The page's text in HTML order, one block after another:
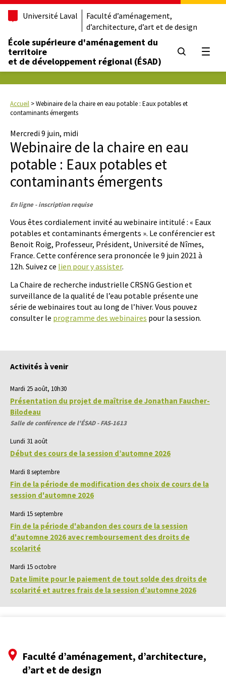
Université Laval
Faculté d’aménagement,
d’architecture, d’art et de design
École supérieure d'aménagement du
territoire
et de développement régional (ÉSAD)
Accueil >Webinaire de la chaire en eau potable : Eaux potables et
contaminants émergents
Mercredi 9 juin, midi
Webinaire de la chaire en eau
potable : Eaux potables et
contaminants émergents
En ligne - inscription requise
Vous êtes cordialement invité au webinaire intitulé : « Eaux
potables et contaminants émergents ». Le conférencier est
Benoit Roig, Professeur, Président, Université de Nîmes,
France. Cette conférence sera prononcée le 9 juin 2021 à
12h. Suivez ce lien pour y assister.
La Chaire de recherche industrielle CRSNG Gestion et
surveillance de la qualité de l’eau potable présente une
série de webinaires tout au long de l’hiver. Vous pouvez
consulter le programme des webinaires pour la session.
Activités à venir
Mardi 25 août, 10h30
Présentation du projet de maîtrise de Jonathan Faucher-
Bilodeau
Salle de conférence de l'ÉSAD - FAS-1613
Lundi 31 août
Début des cours de la session d’automne 2026
Mardi 8 septembre
Fin de la période de modification des choix de cours de la
session d'automne 2026
Mardi 15 septembre
Fin de la période d'abandon des cours de la session
d'automne 2026 avec remboursement des droits de
scolarité
Mardi 15 octobre
Date limite pour le paiement de tout solde des droits de
scolarité et autres frais de la session d’automne 2026
Faculté d’aménagement, d’architecture,
d’art et de design